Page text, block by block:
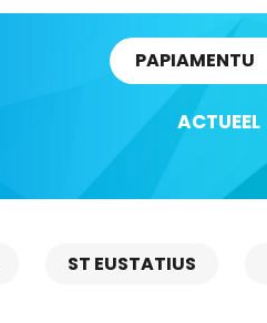
PAPIAMENTU
ACTUEEL
ST EUSTATIUS